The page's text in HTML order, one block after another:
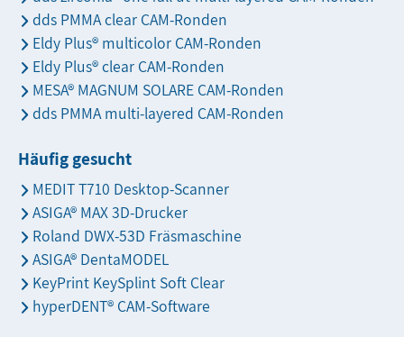
dds PMMA clear CAM-Ronden
Eldy Plus® multicolor CAM-Ronden
Eldy Plus® clear CAM-Ronden
MESA® MAGNUM SOLARE CAM-Ronden
dds PMMA multi-layered CAM-Ronden
Häufig gesucht
MEDIT T710 Desktop-Scanner
ASIGA® MAX 3D-Drucker
Roland DWX-53D Fräsmaschine
ASIGA® DentaMODEL
KeyPrint KeySplint Soft Clear
hyperDENT® CAM-Software